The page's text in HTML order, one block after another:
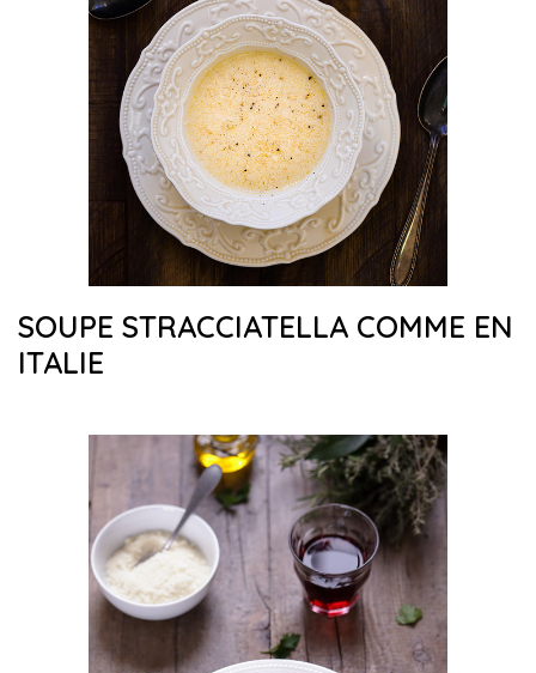
SOUPE STRACCIATELLA COMME EN
ITALIE